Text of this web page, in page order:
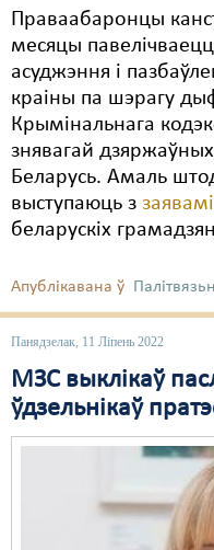
Праваабаронцы
месяцы
асуджэння і
краіны па шэрагу
Крымінальнага
знявагай дзяржаўных
Беларусь. Амаль
выступаюць з заявамі
беларускіх
Апублікавана ў
Панядзелак, 11 Ліпень 2022
МЗС выклікаў
ўдзельнікаў